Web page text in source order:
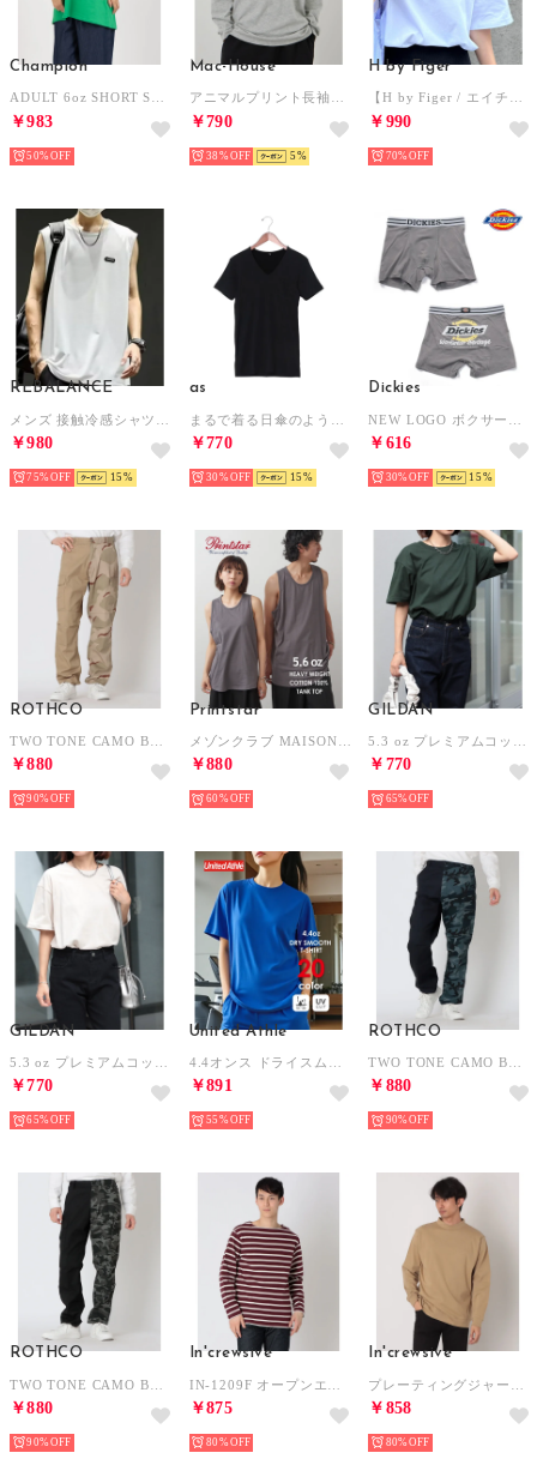
Champion
ADULT 6oz SHORT SLEEVE TEE Tシャツ （ケリーグリーン）
￥983
50%
Mac-House
アニマルプリント長袖Tシャツ （グレー）
￥790
38% 5
H by Figer
【H by Figer / エイチバイフィガー】フラッグロゴTシャツ トップス 半袖 ユニセックス （ホワイト）
￥990
70%
REBALANCE
￥980
75% 15
as
￥770
30% 15
Dickies
￥616
30% 15
ROTHCO
￥880
90%
Printstar
￥880
60%
GILDAN
￥770
65%
GILDAN
￥770
65%
United Athle
￥891
55%
ROTHCO
￥880
90%
ROTHCO
￥880
90%
In'crewsive
￥875
80%
In'crewsive
￥858
80%